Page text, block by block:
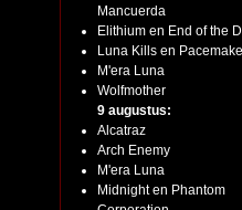
Mancuerda
Elithium en End of the
Luna Kills en
M'era Luna
Wolfmother
9 augustus:
Alcatraz
Arch Enemy
M'era Luna
Midnight en Phantom